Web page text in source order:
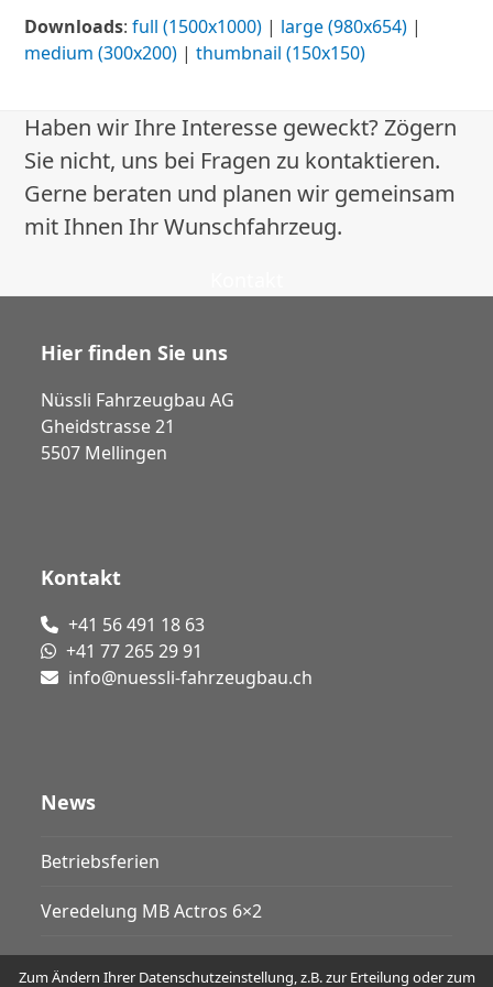
Downloads:full (1500x1000) | large (980x654) |
medium (300x200) |thumbnail (150x150)
Haben wir Ihre Interesse geweckt? Zögern
Sie nicht, uns bei Fragen zu kontaktieren.
Gerne beraten und planen wir gemeinsam
mit Ihnen Ihr Wunschfahrzeug.
Hier finden Sie uns
Nüssli Fahrzeugbau AG
Gheidstrasse 21
5507 Mellingen
Kontakt
+41 56 491 18 63
+41 77 265 29 91
info@nuessli-fahrzeugbau.ch
News
Betriebsferien
Veredelung MB Actros 6×2
Zum Ändern Ihrer Datenschutzeinstellung, z.B. zur Erteilung oder zum